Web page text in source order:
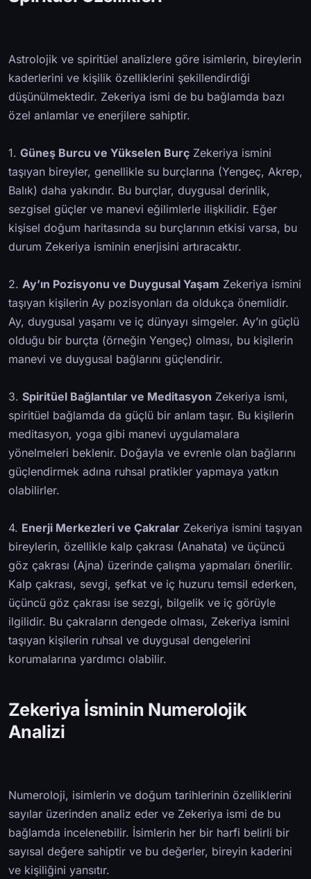
Astrolojik ve spiritüel analizlere göre isimlerin, bireylerin
kaderlerini ve kişilik özelliklerini şekillendirdiği
düşünülmektedir. Zekeriya ismi de bu bağlamda bazı
özel anlamlar ve enerjilere sahiptir.
1. Güneş Burcu ve Yükselen Burç Zekeriya ismini
taşıyan bireyler, genellikle su burçlarına (Yengeç, Akrep,
Balık) daha yakındır. Bu burçlar, duygusal derinlik,
sezgisel güçler ve manevi eğilimlerle ilişkilidir. Eğer
kişisel doğum haritasında su burçlarının etkisi varsa, bu
durum Zekeriya isminin enerjisini artıracaktır.
2. Ay’ın Pozisyonu ve Duygusal Yaşam Zekeriya ismini
taşıyan kişilerin Ay pozisyonları da oldukça önemlidir.
Ay, duygusal yaşamı ve iç dünyayı simgeler. Ay’ın güçlü
olduğu bir burçta (örneğin Yengeç) olması, bu kişilerin
manevi ve duygusal bağlarını güçlendirir.
3. Spiritüel Bağlantılar ve Meditasyon Zekeriya ismi,
spiritüel bağlamda da güçlü bir anlam taşır. Bu kişilerin
meditasyon, yoga gibi manevi uygulamalara
yönelmeleri beklenir. Doğayla ve evrenle olan bağlarını
güçlendirmek adına ruhsal pratikler yapmaya yatkın
olabilirler.
4. Enerji Merkezleri ve Çakralar Zekeriya ismini taşıyan
bireylerin, özellikle kalp çakrası (Anahata) ve üçüncü
göz çakrası (Ajna) üzerinde çalışma yapmaları önerilir.
Kalp çakrası, sevgi, şefkat ve iç huzuru temsil ederken,
üçüncü göz çakrası ise sezgi, bilgelik ve iç görüyle
ilgilidir. Bu çakraların dengede olması, Zekeriya ismini
taşıyan kişilerin ruhsal ve duygusal dengelerini
korumalarına yardımcı olabilir.
Zekeriya İsminin Numerolojik
Analizi
Numeroloji, isimlerin ve doğum tarihlerinin özelliklerini
sayılar üzerinden analiz eder ve Zekeriya ismi de bu
bağlamda incelenebilir. İsimlerin her bir harfi belirli bir
sayısal değere sahiptir ve bu değerler, bireyin kaderini
ve kişiliğini yansıtır.